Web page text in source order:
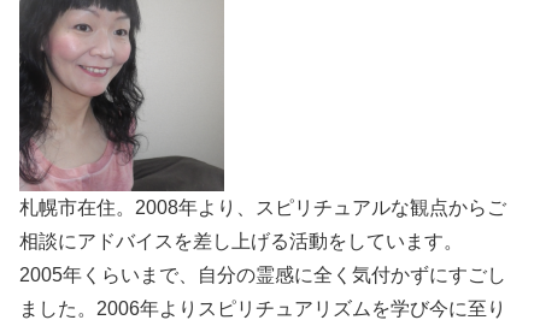
札幌市在住。2008年より、スピリチュアルな観点からご
相談にアドバイスを差し上げる活動をしています。
2005年くらいまで、自分の霊感に全く気付かずにすごし
ました。2006年よりスピリチュアリズムを学び今に至り